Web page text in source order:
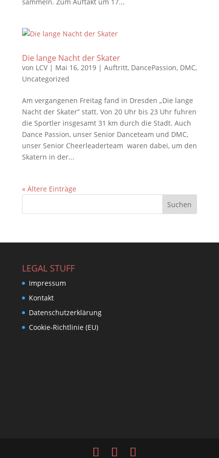
Die lange Nacht der Skater
von LCV| Mai 16, 2019| Auftritt, DancePassion, DMC,
Uncategorized
Am vergangenen Freitag fand in Dresden „Die lange
Nacht der Skater“ statt. Von 20 Uhr bis 23 Uhr fuhren
die Sportler insgesamt 31 km durch die Stadt. Auch
Dance Passion, unser Senior Danceteam und DMC,
unser Senior Cheerleaderteam waren dabei, um den
Skatern in der...
« Ältere Einträge
LEGAL STUFF
Impressum
Kontakt
Datenschutzerklärung
Cookie-Richtlinie (EU)